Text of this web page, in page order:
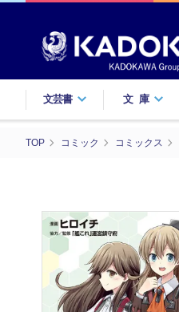
文芸書 文庫
TOP コミック コミックス